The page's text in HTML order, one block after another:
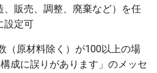
、販売、調整、廃棄など）を任
設定可
（原材料除く）が100以上の場
成に誤りがあります」のメッセ